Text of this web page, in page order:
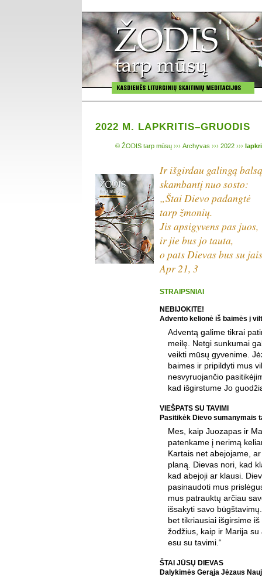
2022 M. LAPKRITIS–GRUODIS
© ŽODIS tarp mūsų ››› Archyvas ››› 2022 ›››
Ir išgirdau galingą
skambantį nuo sosto:
„Štai Dievo padangtė
tarp žmonių.
Jis apsigyvens pas juos,
ir jie bus jo tauta,
o pats Dievas bus su
Apr 21, 3
STRAIPSNIAI
NEBIJOKITE!
Advento kelionė iš baimės į
Adventą galime tikrai
meilę. Netgi sunkumai
veikti mūsų gyvenime.
baimes ir pripildyti mus
nesvyruojančio
kad išgirstume Jo
VIEŠPATS SU TAVIMI
Pasitikėk Dievo sumanymais
Mes, kaip Juozapas ir
patenkame į nerimą
Kartais net abejojame,
planą. Dievas nori, kad
kad abejoji ar klausi.
pasinaudoti mus
mus patrauktų arčiau
išsakyti savo
bet tikriausiai išgirsime
žodžius, kaip ir Marija su
esu su tavimi.“
ŠTAI JŪSŲ DIEVAS
Dalykimės Gerąja Jėzaus